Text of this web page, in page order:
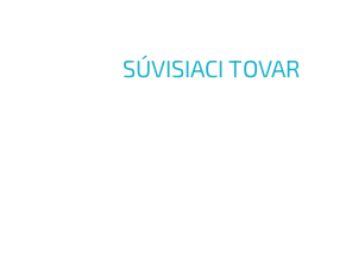
SÚVISIACI TOVAR